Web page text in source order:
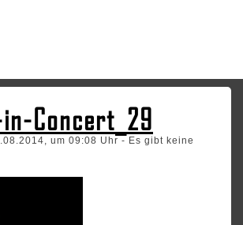
Concert_29
um 09:08 Uhr - Es gibt keine